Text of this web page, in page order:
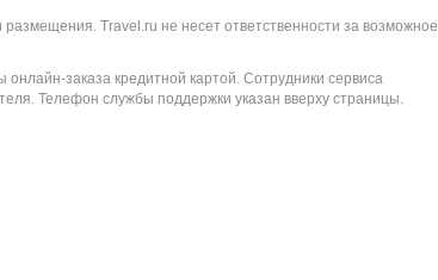
Travel.ru не несет ответственности за возможное
заказа кредитной картой. Сотрудники сервиса
Телефон службы поддержки указан вверху страницы.